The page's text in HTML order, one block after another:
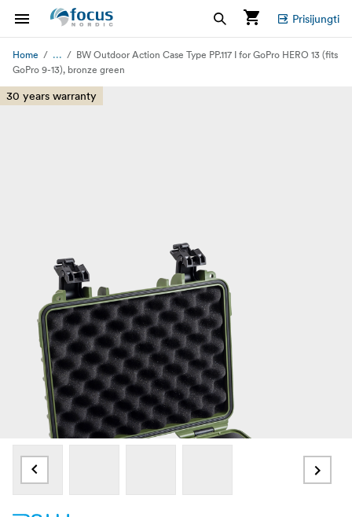
Prisijungti
Home ...
BW Outdoor Action Case Type PP.117 I for GoPro HERO 13 (fits
GoPro 9-13), bronze green
30 years warranty